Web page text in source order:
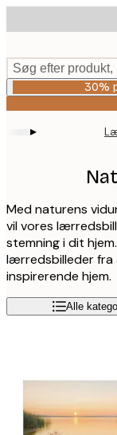
to
content.
Søg efter
30%
▸
Med naturens
vil vores
stemning i dit
lærredsbilleder fra
inspirerende hjem.
Alle